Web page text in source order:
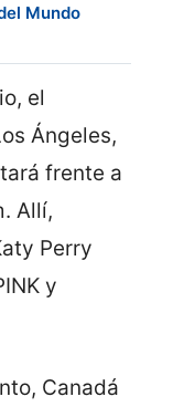
Mundo
el
Ángeles,
frente a
Allí,
Perry
y
Canadá